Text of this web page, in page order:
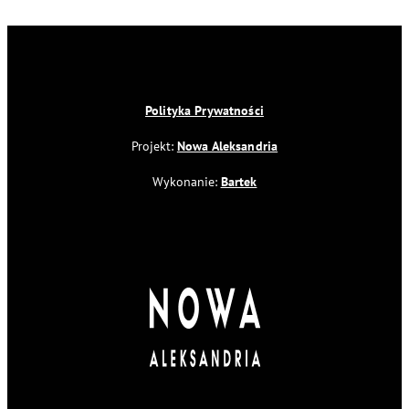
Polityka Prywatności
Projekt: Nowa Aleksandria
Wykonanie: Bartek